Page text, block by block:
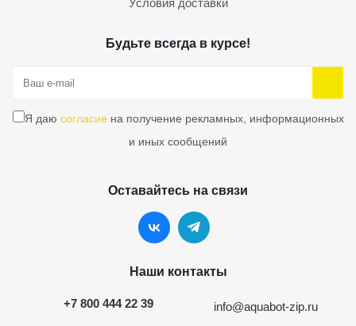
Условия доставки
Будьте всегда в курсе!
Я даю согласиена получение рекламных, информационных
и иных сообщений
Оставайтесь на связи
Наши контакты
+7 800 444 22 39 info@aquabot-zip.ru